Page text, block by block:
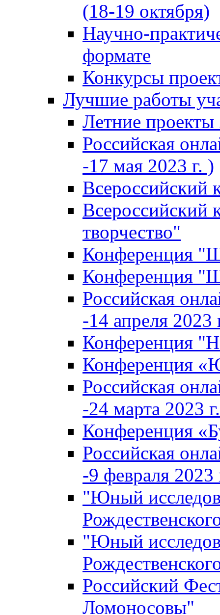
(18-19 октября)
Научно-
формате
Конкурсы
Лучшие работы
Летние проекты
Российская
-17 мая 2023 г. )
Всероссийский
Всероссийский
творчество"
Конференция
Конференция
Российская
-14 апреля 2023
Конференция
Конференция
Российская
-24 марта 2023
Конференция
Российская
-9 февраля 2023
"Юный
"Юный
Российский
Ломоносовы"